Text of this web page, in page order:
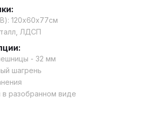
120х60х77см
ЛДСП
- 32 мм
шагрень
в разобранном виде